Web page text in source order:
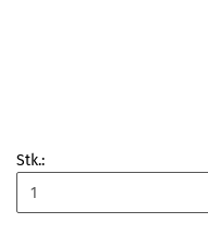
Stk.: